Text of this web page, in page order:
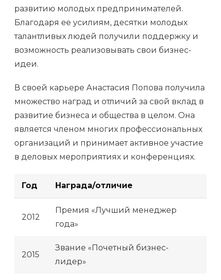
развитию молодых предпринимателей.
Благодаря ее усилиям, десятки молодых
талантливых людей получили поддержку и
возможность реализовывать свои бизнес-
идеи.
В своей карьере Анастасия Попова получила
множество наград и отличий за свой вклад в
развитие бизнеса и общества в целом. Она
является членом многих профессиональных
организаций и принимает активное участие
в деловых мероприятиях и конференциях.
Год Награда/отличие
2012
Премия «Лучший менеджер
года»
2015
Звание «Почетный бизнес-
лидер»